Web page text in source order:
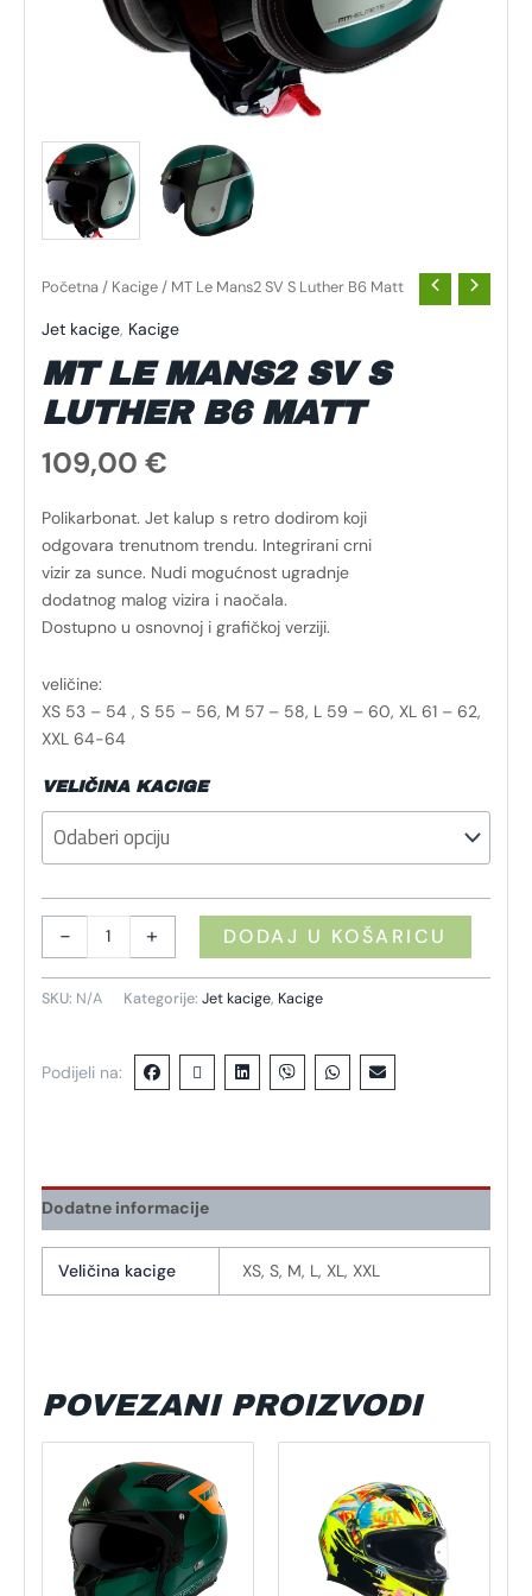
Početna / Kacige / MT Le Mans2 SV S Luther B6 Matt
Jet kacige, Kacige
MT LE MANS2 SV S
LUTHER B6 MATT
109,00 €
Polikarbonat. Jet kalup s retro dodirom koji
odgovara trenutnom trendu. Integrirani crni
vizir za sunce. Nudi mogućnost ugradnje
dodatnog malog vizira i naočala.
Dostupno u osnovnoj i grafičkoj verziji.
veličine:
XS 53 – 54 , S 55 – 56, M 57 – 58, L 59 – 60, XL 61 – 62,
XXL 64-64
VELIČINA KACIGE
- + DODAJ U KOŠARICU
SKU: N/A Kategorije: Jet kacige, Kacige
Podijeli na:
Dodatne informacije
Veličina kacige XS, S, M, L, XL, XXL
POVEZANI PROIZVODI
proizvod
ima
varijanti.
Opcije
ima
više
varijanti.
Opcije